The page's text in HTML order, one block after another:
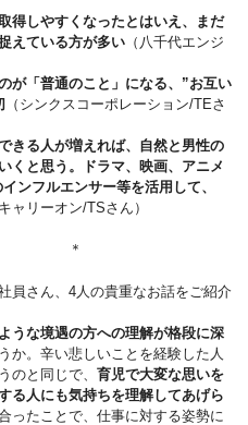
得しやすくなったとはいえ、まだ
えている方が多い （八千代エンジ
が「普通のこと」になる、”お互い
（シンクスコーポレーション/TEさ
きる人が増えれば、自然と男性の
くと思う。ドラマ、映画、アニメ
ンフルエンサー等を活用して、
キャリーオン/TSさん）
員さん、4人の貴重なお話をご紹介
うな境遇の方への理解が格段に深
か。辛い悲しいことを経験した人
のと同じで、 育児で大変な思いを
る人にも気持ちを理解してあげら
ったことで、仕事に対する姿勢に